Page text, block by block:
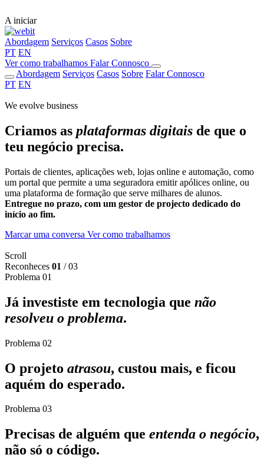
A iniciar
Abordagem Serviços Casos Sobre
PT EN
Ver como trabalhamos Falar Connosco
Abordagem Serviços Casos Sobre Falar Connosco
PT EN
We evolve business
Criamos as plataformas digitais de que o
teu negócio precisa.
Portais de clientes, aplicações web, lojas online e automação, como
um portal que permite a uma seguradora emitir apólices online, ou
uma plataforma de formação que serve milhares de alunos.
Entregue no prazo, com um gestor de projecto dedicado do
início ao fim.
Marcar uma conversa Ver como trabalhamos
Scroll
Reconheces 01 / 03
Problema 01
Já investiste em tecnologia que não
resolveu o problema.
Problema 02
O projeto atrasou, custou mais, e ficou
aquém do esperado.
Problema 03
Precisas de alguém que entenda o negócio,
não só o código.